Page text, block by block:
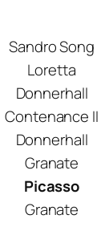
Sandro Song
Loretta
Donnerhall
Contenance II
Donnerhall
Granate
Picasso
Granate